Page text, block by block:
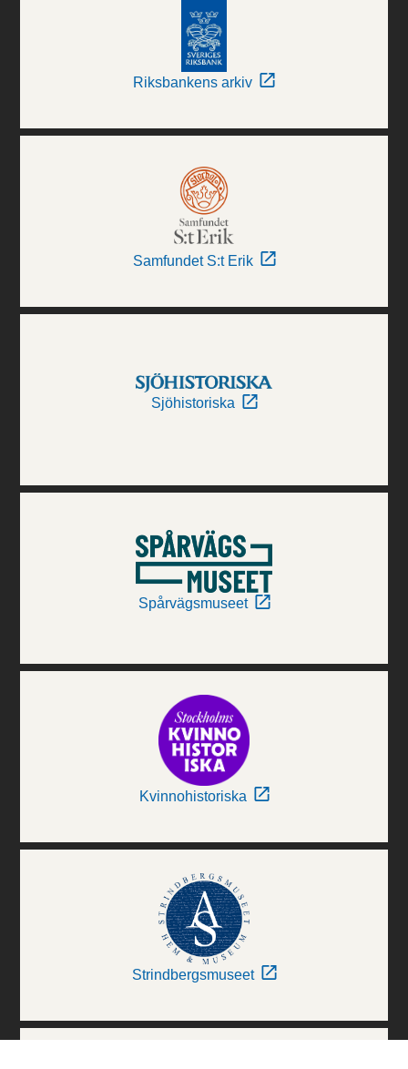
Riksbankens arkiv
Samfundet S:t Erik
Sjöhistoriska
Spårvägsmuseet
Kvinnohistoriska
Strindbergsmuseet